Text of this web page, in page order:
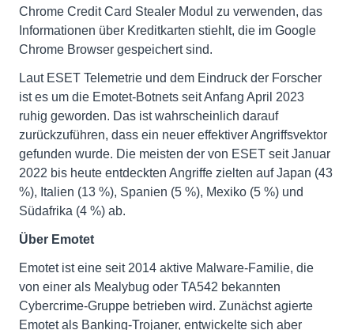
Chrome Credit Card Stealer Modul zu verwenden, das
Informationen über Kreditkarten stiehlt, die im Google
Chrome Browser gespeichert sind.
Laut ESET Telemetrie und dem Eindruck der Forscher
ist es um die Emotet-Botnets seit Anfang April 2023
ruhig geworden. Das ist wahrscheinlich darauf
zurückzuführen, dass ein neuer effektiver Angriffsvektor
gefunden wurde. Die meisten der von ESET seit Januar
2022 bis heute entdeckten Angriffe zielten auf Japan (43
%), Italien (13 %), Spanien (5 %), Mexiko (5 %) und
Südafrika (4 %) ab.
Über Emotet
Emotet ist eine seit 2014 aktive Malware-Familie, die
von einer als Mealybug oder TA542 bekannten
Cybercrime-Gruppe betrieben wird. Zunächst agierte
Emotet als Banking-Trojaner, entwickelte sich aber